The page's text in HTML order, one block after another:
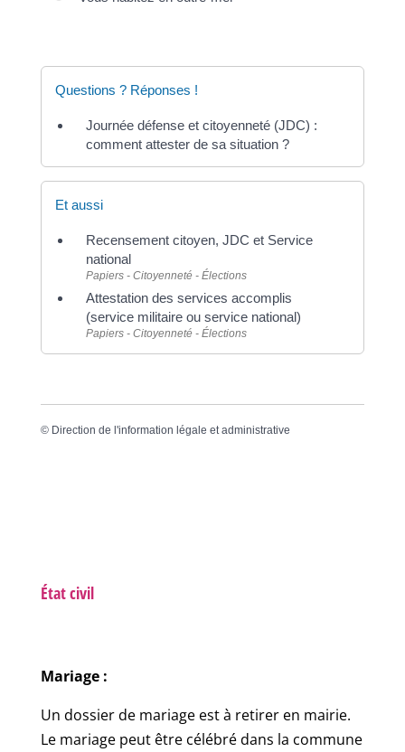
Questions ? Réponses !
Journée défense et citoyenneté (JDC) :
comment attester de sa situation ?
Et aussi
Recensement citoyen, JDC et Service
national
Papiers - Citoyenneté - Élections
Attestation des services accomplis
(service militaire ou service national)
Papiers - Citoyenneté - Élections
© Direction de l'information légale et administrative
État civil
Mariage :
Un dossier de mariage est à retirer en mairie.
Le mariage peut être célébré dans la commune